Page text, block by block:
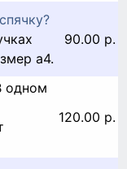
а4.
90.00 р.
одном
120.00 р.